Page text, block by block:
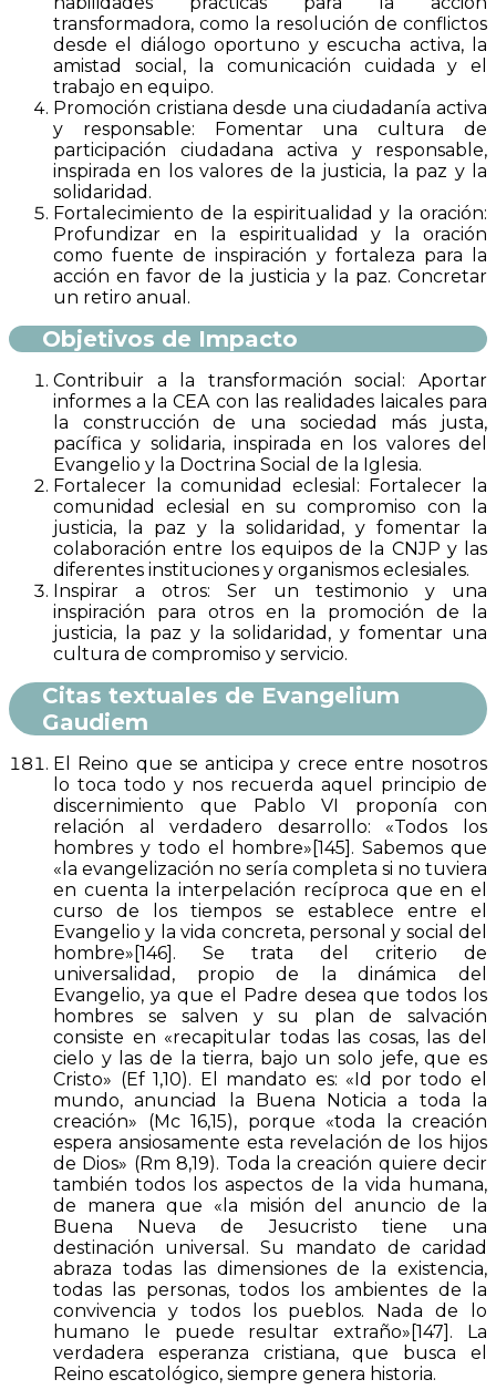
transformadora, como la resolución de conflictos
desde el diálogo oportuno y escucha activa, la
amistad social, la comunicación cuidada y el
trabajo en equipo.
Promoción cristiana desde una ciudadanía activa
y responsable: Fomentar una cultura de
participación ciudadana activa y responsable,
inspirada en los valores de la justicia, la paz y la
solidaridad.
Fortalecimiento de la espiritualidad y la oración:
Profundizar en la espiritualidad y la oración
como fuente de inspiración y fortaleza para la
acción en favor de la justicia y la paz. Concretar
un retiro anual.
Objetivos de Impacto
Contribuir a la transformación social: Aportar
informes a la CEA con las realidades laicales para
la construcción de una sociedad más justa,
pacífica y solidaria, inspirada en los valores del
Evangelio y la Doctrina Social de la Iglesia.
Fortalecer la comunidad eclesial: Fortalecer la
comunidad eclesial en su compromiso con la
justicia, la paz y la solidaridad, y fomentar la
colaboración entre los equipos de la CNJP y las
diferentes instituciones y organismos eclesiales.
Inspirar a otros: Ser un testimonio y una
inspiración para otros en la promoción de la
justicia, la paz y la solidaridad, y fomentar una
cultura de compromiso y servicio.
Citas textuales de Evangelium
Gaudiem
El Reino que se anticipa y crece entre nosotros
lo toca todo y nos recuerda aquel principio de
discernimiento que Pablo VI proponía con
relación al verdadero desarrollo: «Todos los
hombres y todo el hombre»[145]. Sabemos que
«la evangelización no sería completa si no tuviera
en cuenta la interpelación recíproca que en el
curso de los tiempos se establece entre el
Evangelio y la vida concreta, personal y social del
hombre»[146]. Se trata del criterio de
universalidad, propio de la dinámica del
Evangelio, ya que el Padre desea que todos los
hombres se salven y su plan de salvación
consiste en «recapitular todas las cosas, las del
cielo y las de la tierra, bajo un solo jefe, que es
Cristo» (Ef 1,10). El mandato es: «Id por todo el
mundo, anunciad la Buena Noticia a toda la
creación» (Mc 16,15), porque «toda la creación
espera ansiosamente esta revelación de los hijos
de Dios» (Rm 8,19). Toda la creación quiere decir
también todos los aspectos de la vida humana,
de manera que «la misión del anuncio de la
Buena Nueva de Jesucristo tiene una
destinación universal. Su mandato de caridad
abraza todas las dimensiones de la existencia,
todas las personas, todos los ambientes de la
convivencia y todos los pueblos. Nada de lo
humano le puede resultar extraño»[147]. La
verdadera esperanza cristiana, que busca el
Reino escatológico, siempre genera historia.